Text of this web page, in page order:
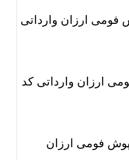
ارزان وارداتی
ارزان وارداتی کد
فومی ارزان